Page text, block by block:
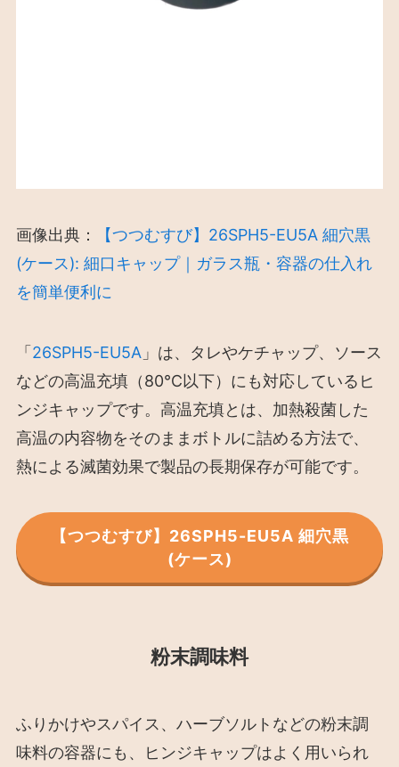
画像出典：
【つつむすび】26SPH5-EU5A 細穴黒
(ケース): 細口キャップ｜ガラス瓶・容器の仕入れ
を簡単便利に
「26SPH5-EU5A」は、タレやケチャップ、ソース
などの高温充填（80℃以下）にも対応しているヒ
ンジキャップです。高温充填とは、加熱殺菌した
高温の内容物をそのままボトルに詰める方法で、
熱による滅菌効果で製品の長期保存が可能です。
【つつむすび】26SPH5-EU5A 細穴黒
(ケース)
粉末調味料
ふりかけやスパイス、ハーブソルトなどの粉末調
味料の容器にも、ヒンジキャップはよく用いられ